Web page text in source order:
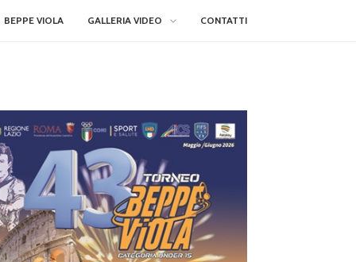
BEPPE VIOLA GALLERIA VIDEO CONTATTI